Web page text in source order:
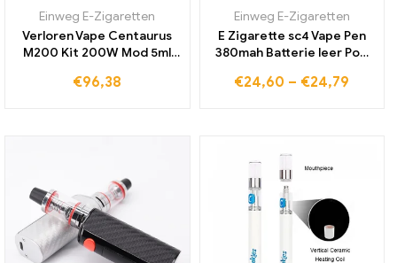
Einweg E-Zigaretten
Verloren Vape Centaurus
M200 Kit 200W Mod 5ml
Fit UB Max Spule
€96,38
Einweg E-Zigaretten
E Zigarette sc4 Vape Pen
380mah Batterie leer Pod
Ladeans chluss für
€24,60 – €24,79